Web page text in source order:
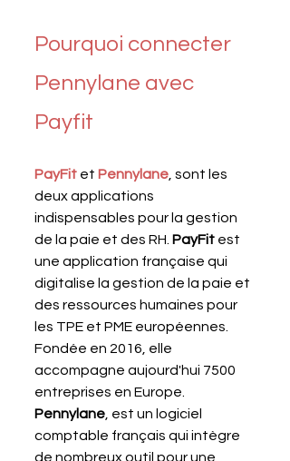
Pourquoi connecter
Pennylane avec
Payfit
PayFit et Pennylane , sont les
deux applications
indispensables pour la gestion
de la paie et des RH. PayFit est
une application française qui
digitalise la gestion de la paie et
des ressources humaines pour
les TPE et PME européennes.
Fondée en 2016, elle
accompagne aujourd'hui 7500
entreprises en Europe.
Pennylane , est un logiciel
comptable français qui intègre
de nombreux outil pour une